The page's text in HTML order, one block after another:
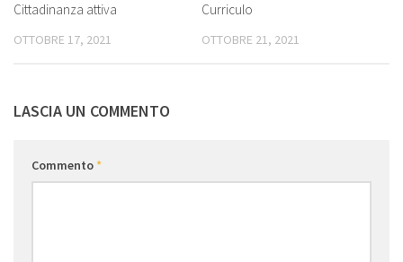
Cittadinanza attiva
OTTOBRE 17, 2021
Curriculo
OTTOBRE 21, 2021
LASCIA UN COMMENTO
Commento*